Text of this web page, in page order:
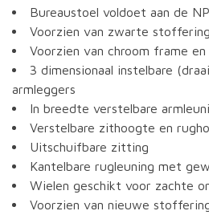
Bureaustoel voldoet aan de
Voorzien van zwarte stoffering
Voorzien van chroom frame
3 dimensionaal instelbare
armleggers
In breedte verstelbare
Verstelbare zithoogte en
Uitschuifbare zitting
Kantelbare rugleuning met
Wielen geschikt voor zachte
Voorzien van nieuwe